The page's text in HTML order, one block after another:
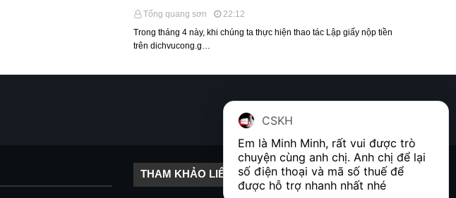
Tống quang sơn
22:12
Trong tháng 4 này, khi chúng ta thực hiện thao tác Lập giấy nộp tiền
trên dichvucong.g…
THAM KHẢO LIÊN KẾT
CSKH
Em là Minh Minh, rất vui được trò
chuyện cùng anh chị. Anh chị để lại
số điện thoại và mã số thuế để
được hỗ trợ nhanh nhất nhé